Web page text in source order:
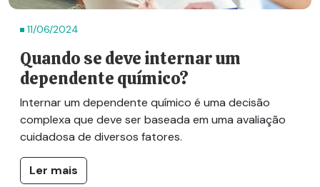
11/06/2024
Quando se deve internar um
dependente químico?
Internar um dependente químico é uma decisão
complexa que deve ser baseada em uma avaliação
cuidadosa de diversos fatores.
Ler mais